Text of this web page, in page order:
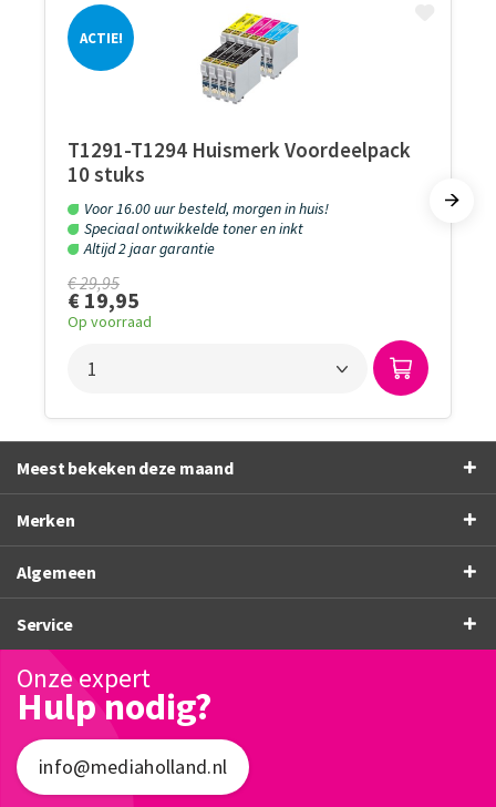
ACTIE!
T1291-T1294 Huismerk Voordeelpack
10 stuks
Voor 16.00 uur besteld, morgen in huis!
Speciaal ontwikkelde toner en inkt
Altijd 2 jaar garantie
€ 29,95
€ 19,95
Op voorraad
Meest bekeken deze maand
Merken
Algemeen
Service
Onze expert
Hulp nodig?
info@mediaholland.nl